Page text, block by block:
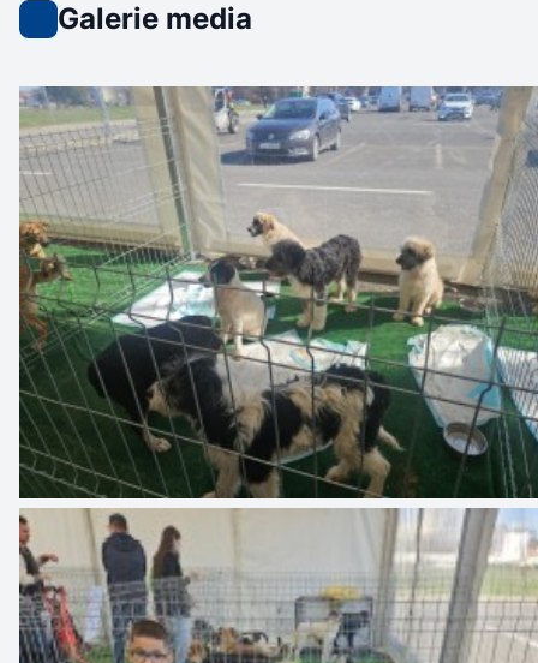
Galerie media